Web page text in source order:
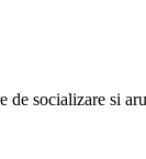
de socializare si